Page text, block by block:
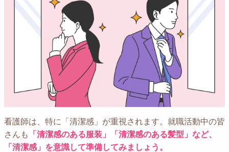
看護師は、特に「清潔感」が重視されます。就職活動中の皆
さんも
「清潔感のある服装」「清潔感のある髪型」など、
「清潔感」を意識して準備してみましょう。